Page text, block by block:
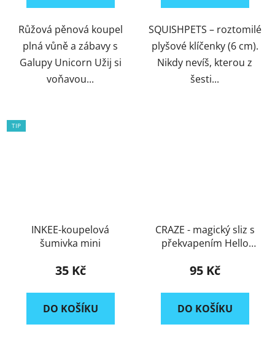
Růžová pěnová koupel
plná vůně a zábavy s
Galupy Unicorn Užij si
voňavou...
SQUISHPETS – roztomilé
plyšové klíčenky (6 cm).
Nikdy nevíš, kterou z
šesti...
TIP
INKEE-koupelová
šumivka mini
35 Kč
DO KOŠÍKU
CRAZE - magický sliz s
překvapením Hello
95 Kč
DO KOŠÍKU